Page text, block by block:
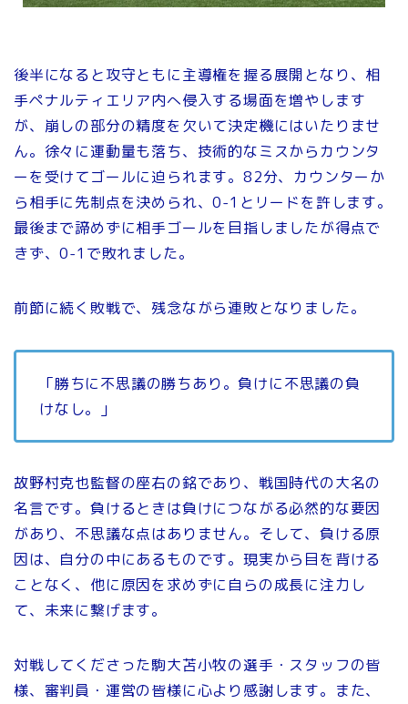
後半になると攻守ともに主導権を握る展開となり、相
手ペナルティエリア内へ侵入する場面を増やします
が、崩しの部分の精度を欠いて決定機にはいたりませ
ん。徐々に運動量も落ち、技術的なミスからカウンタ
ーを受けてゴールに迫られます。82分、カウンターか
ら相手に先制点を決められ、0-1とリードを許します。
最後まで諦めずに相手ゴールを目指しましたが得点で
きず、0-1で敗れました。
前節に続く敗戦で、残念ながら連敗となりました。
「勝ちに不思議の勝ちあり。負けに不思議の負
けなし。」
故野村克也監督の座右の銘であり、戦国時代の大名の
名言です。負けるときは負けにつながる必然的な要因
があり、不思議な点はありません。そして、負ける原
因は、自分の中にあるものです。現実から目を背ける
ことなく、他に原因を求めずに自らの成長に注力し
て、未来に繋げます。
対戦してくださった駒大苫小牧の選手・スタッフの皆
様、審判員・運営の皆様に心より感謝します。また、